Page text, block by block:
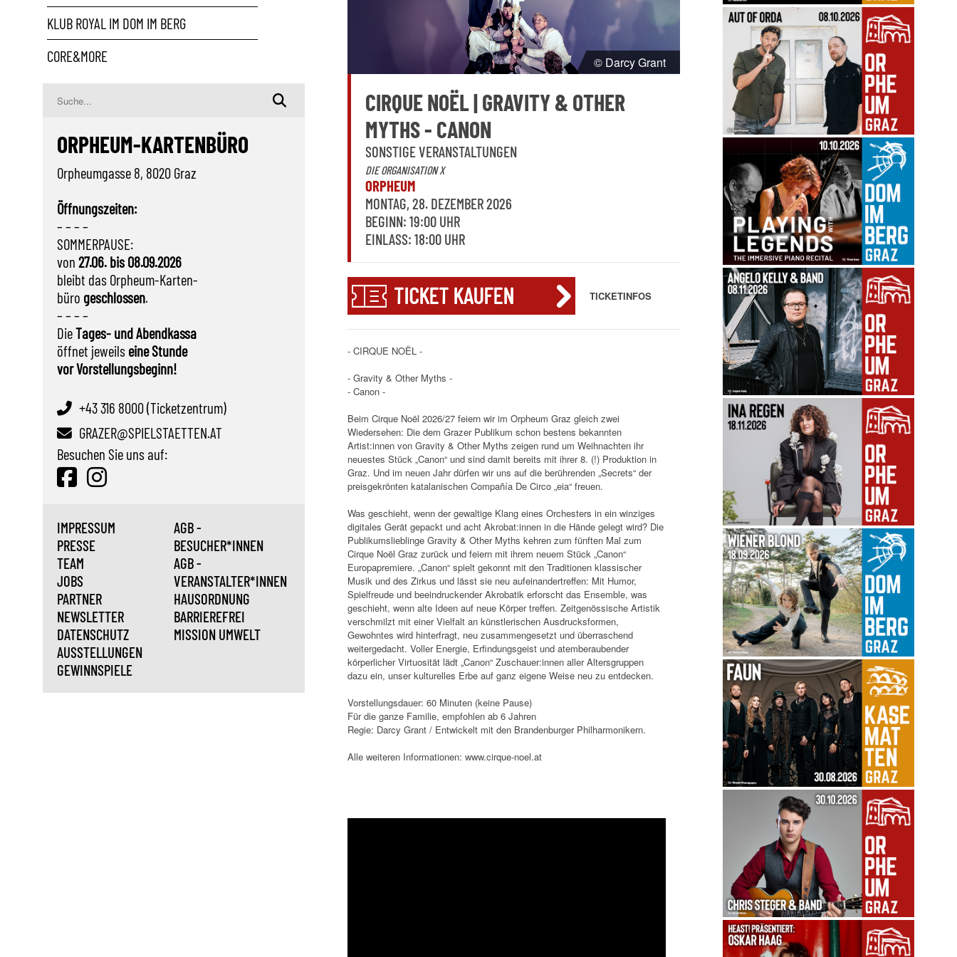
KLUB ROYAL IM DOM IM BERG
CORE&MORE
ORPHEUM-KARTENBÜRO
Orpheumgasse 8, 8020 Graz
Öffnungszeiten:
– – – –
SOMMERPAUSE:
von 27.06. bis 08.09.2026
bleibt das Orpheum-Karten-
büro geschlossen.
– – – –
DieTages- und Abendkassa
öffnet jeweils eine Stunde
vor Vorstellungsbeginn!
+43 316 8000 (Ticketzentrum)
GRAZER@SPIELSTAETTEN.AT
Besuchen Sie uns auf:
IMPRESSUM
PRESSE
TEAM
JOBS
PARTNER
NEWSLETTER
DATENSCHUTZ
AUSSTELLUNGEN
GEWINNSPIELE
AGB -
BESUCHER*INNEN
AGB -
VERANSTALTER*INNEN
HAUSORDNUNG
BARRIEREFREI
MISSION UMWELT
© Darcy Grant
CIRQUE NOËL | GRAVITY & OTHER
MYTHS - CANON
SONSTIGE VERANSTALTUNGEN
DIE ORGANISATION X
ORPHEUM
MONTAG, 28. DEZEMBER 2026
BEGINN: 19:00 UHR
EINLASS: 18:00 UHR
TICKET KAUFEN TICKETINFOS
- CIRQUE NOËL -
- Gravity & Other Myths -
- Canon -
Beim Cirque Noël 2026/27 feiern wir im Orpheum Graz gleich zwei
Wiedersehen: Die dem Grazer Publikum schon bestens bekannten
Artist:innen von Gravity & Other Myths zeigen rund um Weihnachten ihr
neuestes Stück „Canon“ und sind damit bereits mit ihrer 8. (!) Produktion in
Graz. Und im neuen Jahr dürfen wir uns auf die berührenden „Secrets“ der
preisgekrönten katalanischen Compañía De Circo „eia“ freuen.
Was geschieht, wenn der gewaltige Klang eines Orchesters in ein winziges
digitales Gerät gepackt und acht Akrobat:innen in die Hände gelegt wird? Die
Publikumslieblinge Gravity & Other Myths kehren zum fünften Mal zum
Cirque Noël Graz zurück und feiern mit ihrem neuem Stück „Canon“
Europapremiere. „Canon“ spielt gekonnt mit den Traditionen klassischer
Musik und des Zirkus und lässt sie neu aufeinandertreffen: Mit Humor,
Spielfreude und beeindruckender Akrobatik erforscht das Ensemble, was
geschieht, wenn alte Ideen auf neue Körper treffen. Zeitgenössische Artistik
verschmilzt mit einer Vielfalt an künstlerischen Ausdrucksformen,
Gewohntes wird hinterfragt, neu zusammengesetzt und überraschend
weitergedacht. Voller Energie, Erfindungsgeist und atemberaubender
körperlicher Virtuosität lädt „Canon“ Zuschauer:innen aller Altersgruppen
dazu ein, unser kulturelles Erbe auf ganz eigene Weise neu zu entdecken.
Vorstellungsdauer: 60 Minuten (keine Pause)
Für die ganze Familie, empfohlen ab 6 Jahren
Regie: Darcy Grant / Entwickelt mit den Brandenburger Philharmonikern.
Alle weiteren Informationen: www.cirque-noel.at